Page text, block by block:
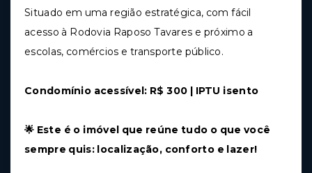
Situado em uma região estratégica, com fácil
acesso à Rodovia Raposo Tavares e próximo a
escolas, comércios e transporte público.
Condomínio acessível: R$ 300 | IPTU isento
🌟 Este é o imóvel que reúne tudo o que você
sempre quis: localização, conforto e lazer!